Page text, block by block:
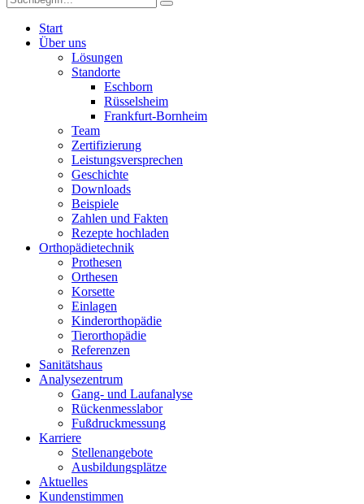
Start
Über uns
Lösungen
Standorte
Eschborn
Rüsselsheim
Frankfurt-Bornheim
Team
Zertifizierung
Leistungsversprechen
Geschichte
Downloads
Beispiele
Zahlen und Fakten
Rezepte hochladen
Orthopädietechnik
Prothesen
Orthesen
Korsette
Einlagen
Kinderorthopädie
Tierorthopädie
Referenzen
Sanitätshaus
Analysezentrum
Gang- und Laufanalyse
Rückenmesslabor
Fußdruckmessung
Karriere
Stellenangebote
Ausbildungsplätze
Aktuelles
Kundenstimmen